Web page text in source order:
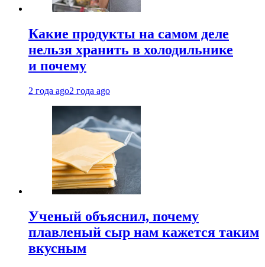
Какие продукты на самом деле
нельзя хранить в холодильнике
и почему
2 года ago2 года ago
Ученый объяснил, почему
плавленый сыр нам кажется таким
вкусным